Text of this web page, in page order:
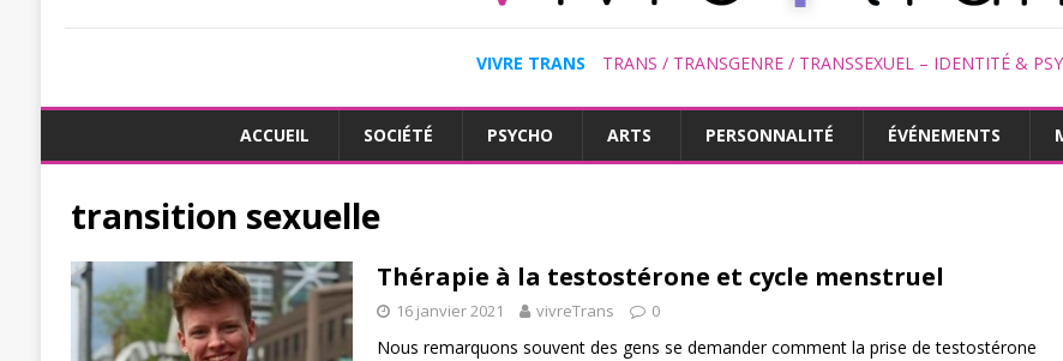
VIVRE TRANS TRANS / TRANSGENRE / TRANSSEXUEL – IDENTITÉ &
ACCUEIL SOCIÉTÉ PSYCHO ARTS PERSONNALITÉ ÉVÉNEMENTS
transition sexuelle
Thérapie à la testostérone et cycle menstruel
16 janvier 2021 vivreTrans 0
Nous remarquons souvent des gens se demander comment la prise de testostérone